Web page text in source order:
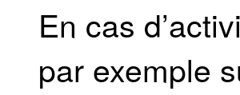
En cas
par exemple